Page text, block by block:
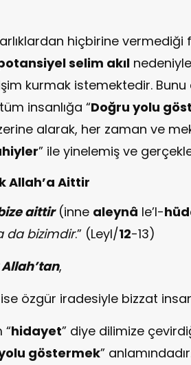
hiçbirine vermediği
selim akıl
kurmak istemektedir. Bunu
insanlığa “Doğru yolu
alarak, her zaman ve
” ile yinelemiş ve
Allah’a Aittir
aittir(inne aleynâ le’l-
da bizimdir.” (Leyl/12-13)
,
özgür iradesiyle bizzat
“hidayet” diye dilimize
göstermek”